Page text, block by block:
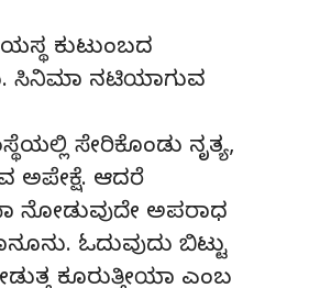
ಕುಟುಂಬದ
ಸಿನಿಮಾ ನಟಿಯಾಗುವ
ಸೇರಿಕೊಂಡು ನೃತ್ಯ,
ಆದರೆ
ನೋಡುವುದೇ ಅಪರಾಧ
ಓದುವುದು ಬಿಟ್ಟು
ಕೂರುತ್ತೀಯಾ ಎಂಬ